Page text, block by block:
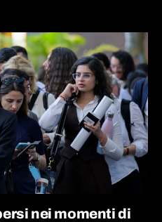
nei momenti di